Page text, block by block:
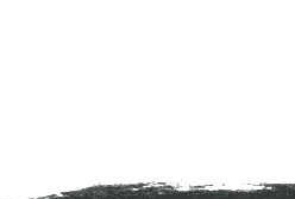
Sněhové frézy